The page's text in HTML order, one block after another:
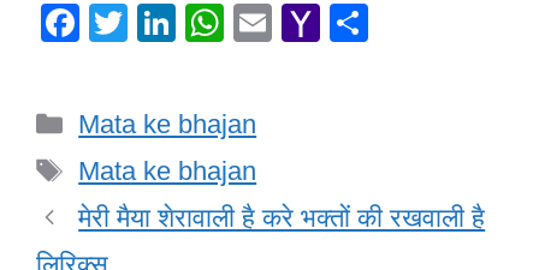
F
e
b
o
o
T
er
Li
e
dI
n
W
s
A
p
E
Y
M
Categories
Mata ke bhajan
Tags
Mata ke bhajan
मेरी मैया शेरावाली है करे भक्तों की रखवाली है